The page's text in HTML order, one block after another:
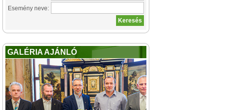
Esemény neve:
GALÉRIA AJÁNLÓ